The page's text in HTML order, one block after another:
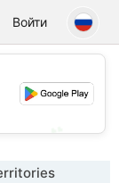
Войти